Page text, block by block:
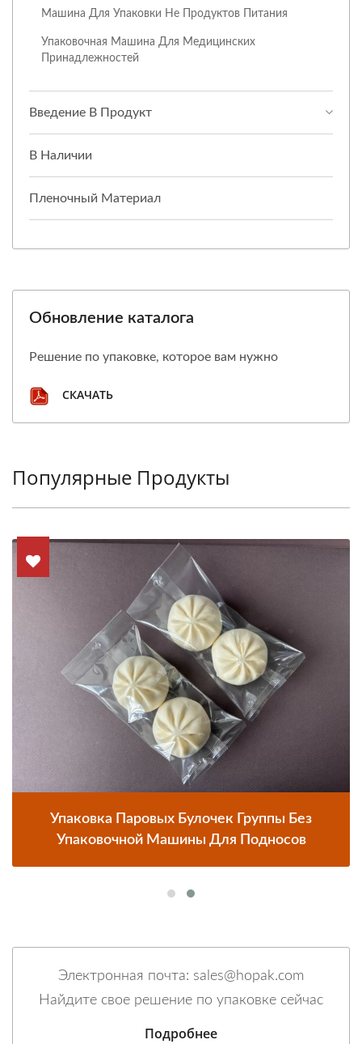
Машина Для Упаковки Не Продуктов Питания
Упаковочная Машина Для Медицинских
Принадлежностей
Введение В Продукт
В Наличии
Пленочный Материал
Обновление каталога
Решение по упаковке, которое вам нужно
СКАЧАТЬ
Популярные Продукты
Упаковка Паровых Булочек Группы Без
Упаковочной Машины Для Подносов
Электронная почта: sales@hopak.com
Найдите свое решение по упаковке сейчас
Подробнее